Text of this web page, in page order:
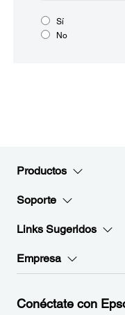
Sí
No
Productos
Soporte
Links Sugeridos
Empresa
Conéctate con